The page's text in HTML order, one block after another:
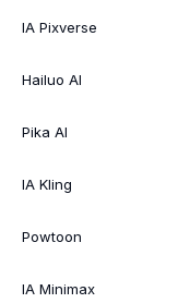
IA Pixverse
Hailuo AI
Pika AI
IA Kling
Powtoon
IA Minimax